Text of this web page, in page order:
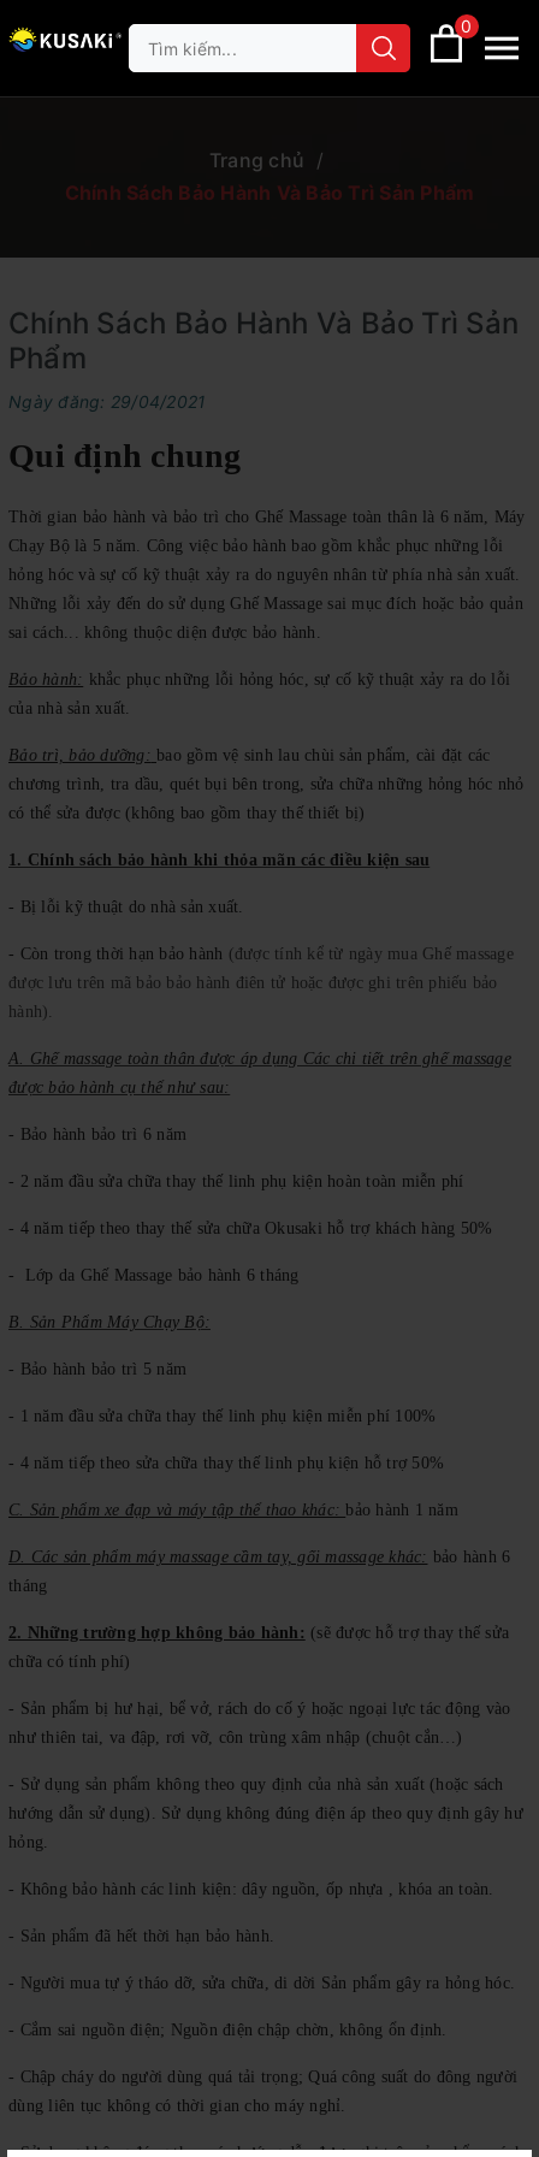
0
Trang chủ
/
Chính Sách Bảo Hành Và Bảo Trì Sản Phẩm
Chính Sách Bảo Hành Và Bảo Trì Sản
Phẩm
Ngày đăng: 29/04/2021
Qui định chung
Thời gian bảo hành và bảo trì cho Ghế Massage toàn thân là 6 năm, Máy
Chạy Bộ là 5 năm. Công việc bảo hành bao gồm khắc phục những lỗi
hỏng hóc và sự cố kỹ thuật xảy ra do nguyên nhân từ phía nhà sản xuất.
Những lỗi xảy đến do sử dụng Ghế Massage sai mục đích hoặc bảo quản
sai cách... không thuộc diện được bảo hành.
Bảo hành:
khắc phục những lỗi hỏng hóc, sự cố kỹ thuật xảy ra do lỗi
của nhà sản xuất.
Bảo trì, bảo dưỡng: bao gồm vệ sinh lau chùi sản phẩm, cài đặt các
chương trình, tra dầu, quét bụi bên trong, sửa chữa những hỏng hóc nhỏ
có thể sửa được (không bao gồm thay thế thiết bị)
1. Chính sách bảo hành khi thỏa mãn các điều kiện sau
- Bị lỗi kỹ thuật do nhà sản xuất.
- Còn trong thời hạn bảo hành (được tính kể từ ngày mua Ghế massage
được lưu trên mã bảo bảo hành điên tử hoặc được ghi trên phiếu bảo
hành).
A. Ghế massage toàn thân được áp dụng Các chi tiết trên ghế massage
được bảo hành cụ thể như sau:
- Bảo hành bảo trì 6 năm
- 2 năm đầu sửa chữa thay thế linh phụ kiện hoàn toàn miễn phí
- 4 năm tiếp theo thay thế sửa chữa Okusaki hỗ trợ khách hàng 50%
- Lớp da Ghế Massage bảo hành 6 tháng
B. Sản Phẩm Máy Chạy Bộ:
- Bảo hành bảo trì 5 năm
- 1 năm đầu sửa chữa thay thế linh phụ kiện miễn phí 100%
- 4 năm tiếp theo sửa chữa thay thế linh phụ kiện hỗ trợ 50%
C. Sản phẩm xe đạp và máy tập thể thao khác: bảo hành 1 năm
D. Các sản phẩm máy massage cầm tay, gối massage khác: bảo hành 6
tháng
2. Những trường hợp không bảo hành: (sẽ được hỗ trợ thay thế sửa
chữa có tính phí)
- Sản phẩm bị hư hại, bể vở, rách do cố ý hoặc ngoại lực tác động vào
như thiên tai, va đập, rơi vỡ, côn trùng xâm nhập (chuột cắn…)
- Sử dụng sản phẩm không theo quy định của nhà sản xuất (hoặc sách
hướng dẫn sử dụng). Sử dụng không đúng điện áp theo quy định gây hư
hỏng.
- Không bảo hành các linh kiện: dây nguồn, ốp nhựa , khóa an toàn.
- Sản phẩm đã hết thời hạn bảo hành.
- Người mua tự ý tháo dỡ, sửa chữa, di dời Sản phẩm gây ra hỏng hóc.
- Cắm sai nguồn điện; Nguồn điện chập chờn, không ổn định.
- Chập cháy do người dùng quá tải trọng; Quá công suất do đông người
dùng liên tục không có thời gian cho máy nghỉ.
- Sử dụng không đúng theo các hướng dẫn được ghi trên sản phẩm, sách